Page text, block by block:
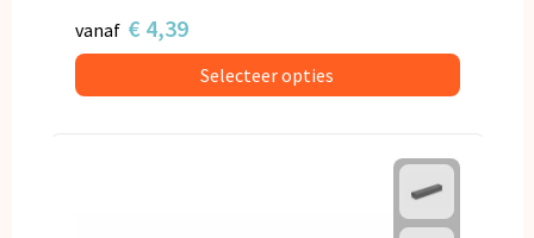
vanaf € 4,39
Selecteer opties